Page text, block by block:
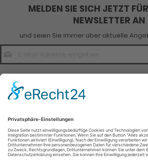
MELDEN SIE SICH JETZT
NEWSLETTER AN
und seien Sie immer über aktuelle
E-
Adresse
*
Verlagsinfo
Weitere Infomationen